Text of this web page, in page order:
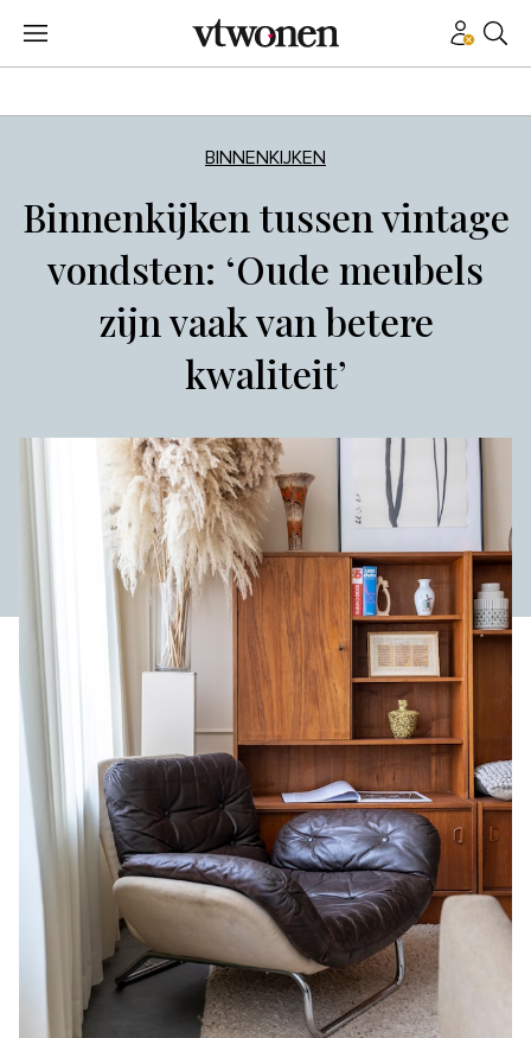
BINNENKIJKEN
Binnenkijken tussen vintage
vondsten: ‘Oude meubels
zijn vaak van betere
kwaliteit’